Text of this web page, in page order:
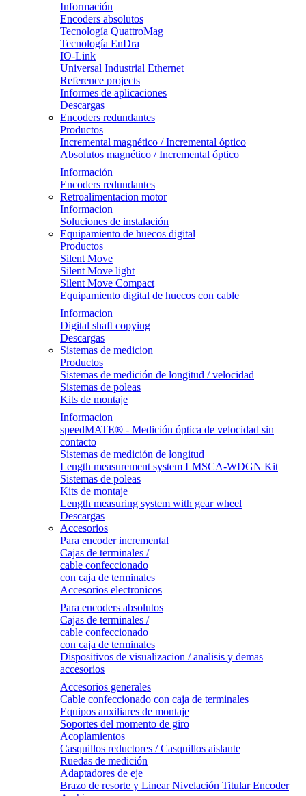
Información
Encoders absolutos
Tecnología QuattroMag
Tecnología EnDra
IO-Link
Universal Industrial Ethernet
Reference projects
Informes de aplicaciones
Descargas
Encoders redundantes
Productos
Incremental magnético / Incremental óptico
Absolutos magnético / Incremental óptico
Información
Encoders redundantes
Retroalimentacion motor
Informacion
Soluciones de instalación
Equipamiento de huecos digital
Productos
Silent Move
Silent Move light
Silent Move Compact
Equipamiento digital de huecos con cable
Informacion
Digital shaft copying
Descargas
Sistemas de medicion
Productos
Sistemas de medición de longitud / velocidad
Sistemas de poleas
Kits de montaje
Informacion
speedMATE® - Medición óptica de velocidad sin
contacto
Sistemas de medición de longitud
Length measurement system LMSCA-WDGN Kit
Sistemas de poleas
Kits de montaje
Length measuring system with gear wheel
Descargas
Accesorios
Para encoder incremental
Cajas de terminales /
cable confeccionado
con caja de terminales
Accesorios electronicos
Para encoders absolutos
Cajas de terminales /
cable confeccionado
con caja de terminales
Dispositivos de visualizacion / analisis y demas
accesorios
Accesorios generales
Cable confeccionado con caja de terminales
Equipos auxiliares de montaje
Soportes del momento de giro
Acoplamientos
Casquillos reductores / Casquillos aislante
Ruedas de medición
Adaptadores de eje
Brazo de resorte y Linear Nivelación Titular Encoder